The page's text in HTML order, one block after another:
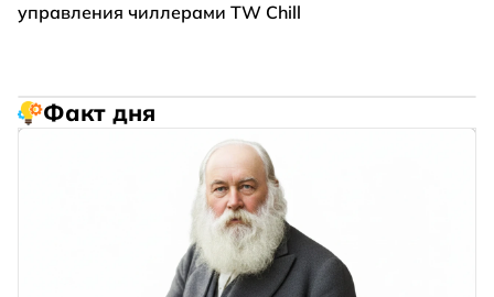
управления чиллерами TW Chill
Факт дня